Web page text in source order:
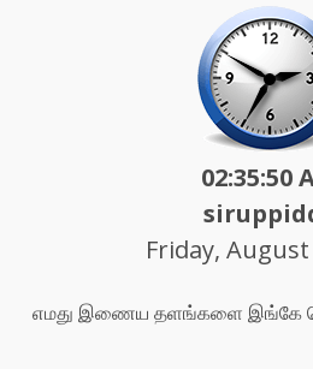
02:35:52
Friday, August
எமது இணைய தளங்களை இங்கே